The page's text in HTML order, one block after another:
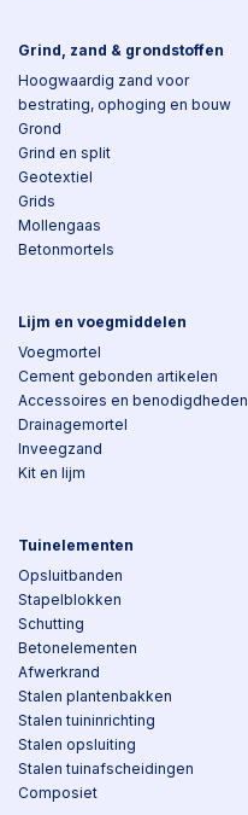
Grind, zand & grondstoffen
Hoogwaardig zand voor
bestrating, ophoging en bouw
Grond
Grind en split
Geotextiel
Grids
Mollengaas
Betonmortels
Lijm en voegmiddelen
Voegmortel
Cement gebonden artikelen
Accessoires en benodigdheden
Drainagemortel
Inveegzand
Kit en lijm
Tuinelementen
Opsluitbanden
Stapelblokken
Schutting
Betonelementen
Afwerkrand
Stalen plantenbakken
Stalen tuininrichting
Stalen opsluiting
Stalen tuinafscheidingen
Composiet